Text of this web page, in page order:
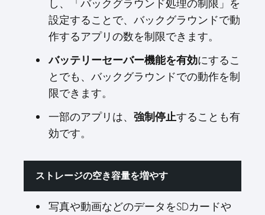
し、「バックグラウンド処理の制限」を
設定することで、バックグラウンドで動
作するアプリの数を制限できます。
バッテリーセーバー機能を有効にするこ
とでも、バックグラウンドでの動作を制
限できます。
一部のアプリは、
強制停止することも有
効です。
ストレージの空き容量を増やす
写真や動画などのデータをSDカードや